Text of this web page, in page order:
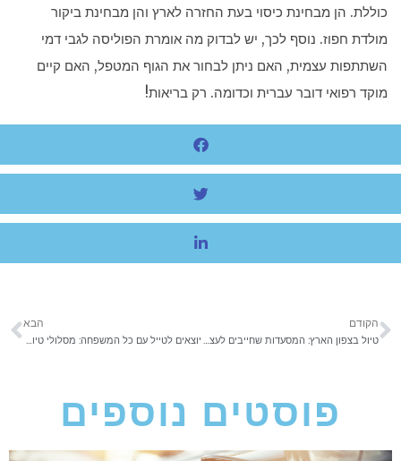
כוללת. הן מבחינת כיסוי בעת החזרה לארץ והן מבחינת ביקור
מולדת חפוז. נוסף לכך, יש לבדוק מה אומרת הפוליסה לגבי דמי
השתתפות עצמית, האם ניתן לבחור את הגוף המטפל, האם קיים
מוקד רפואי דובר עברית וכדומה. רק בריאות!
הקודם
טיול בצפון הארץ: המסעדות שחייבים לעצור ולאכול בהן
הבא
יוצאים לטייל עם כל המשפחה: מסלולי טיול למשפחות חובבות רכב
פוסטים נוספים